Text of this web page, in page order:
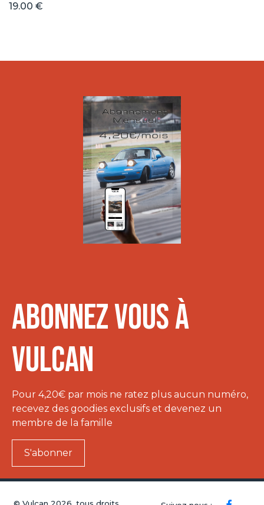
19.00 €
Abonnez vous à
VULCAN
Pour 4,20€ par mois ne ratez plus aucun numéro,
recevez des goodies exclusifs et devenez un
membre de la famille
S'abonner